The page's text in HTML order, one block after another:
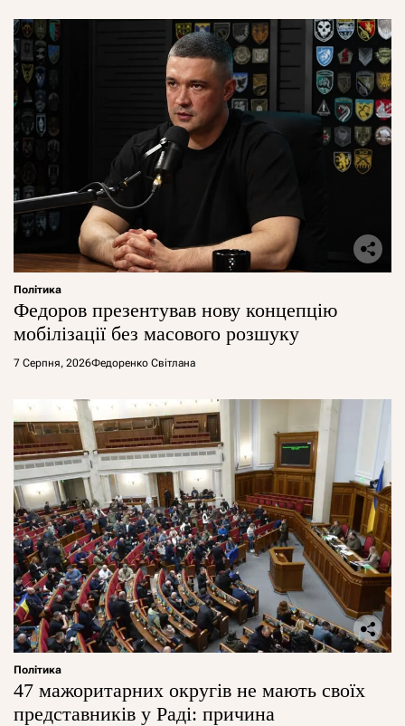
Політика
Федоров презентував нову концепцію
мобілізації без масового розшуку
7 Серпня, 2026Федоренко Світлана
Політика
47 мажоритарних округів не мають своїх
представників у Раді: причина